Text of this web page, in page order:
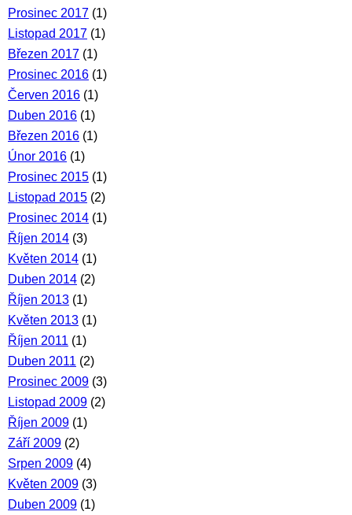
Prosinec 2017 (1)
Listopad 2017 (1)
Březen 2017 (1)
Prosinec 2016 (1)
Červen 2016 (1)
Duben 2016 (1)
Březen 2016 (1)
Únor 2016 (1)
Prosinec 2015 (1)
Listopad 2015 (2)
Prosinec 2014 (1)
Říjen 2014 (3)
Květen 2014 (1)
Duben 2014 (2)
Říjen 2013 (1)
Květen 2013 (1)
Říjen 2011 (1)
Duben 2011 (2)
Prosinec 2009 (3)
Listopad 2009 (2)
Říjen 2009 (1)
Září 2009 (2)
Srpen 2009 (4)
Květen 2009 (3)
Duben 2009 (1)